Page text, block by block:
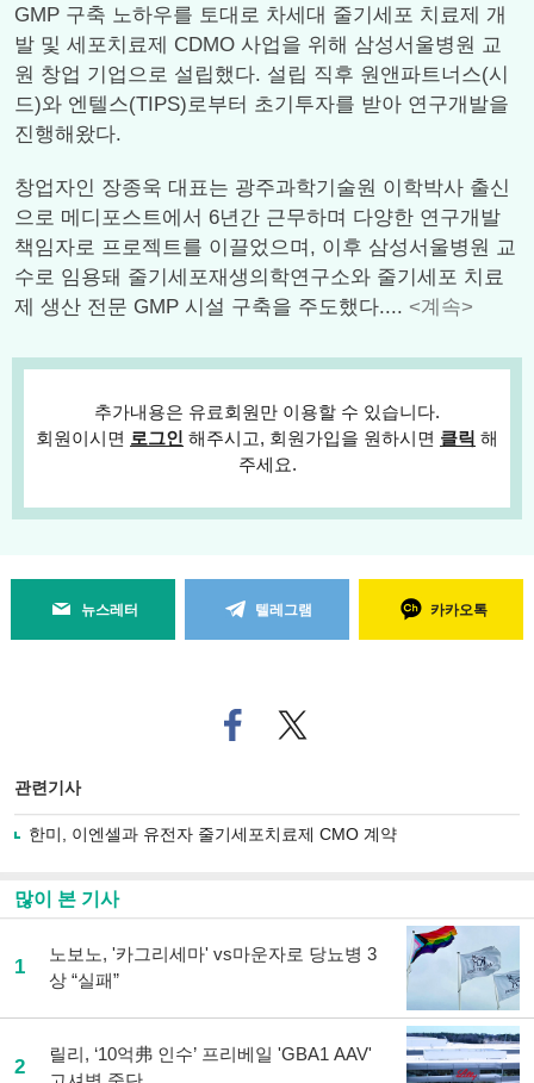
GMP 구축 노하우를 토대로 차세대 줄기세포 치료제 개
발 및 세포치료제 CDMO 사업을 위해 삼성서울병원 교
원 창업 기업으로 설립했다. 설립 직후 원앤파트너스(시
드)와 엔텔스(TIPS)로부터 초기투자를 받아 연구개발을
진행해왔다.
창업자인 장종욱 대표는 광주과학기술원 이학박사 출신
으로 메디포스트에서 6년간 근무하며 다양한 연구개발
책임자로 프로젝트를 이끌었으며, 이후 삼성서울병원 교
수로 임용돼 줄기세포재생의학연구소와 줄기세포 치료
제 생산 전문 GMP 시설 구축을 주도했다.... <계속>
추가내용은 유료회원만 이용할 수 있습니다.
회원이시면 로그인 해주시고, 회원가입을 원하시면 클릭 해
주세요.
뉴스레터 텔레그램 카카오톡
페
이
로
기
기
트위
터로
관련기사
한미, 이엔셀과 유전자 줄기세포치료제 CMO 계약
많이 본 기사
1
노보노, '카그리세마' vs마운자로 당뇨병 3
상 “실패”
2
릴리, ‘10억弗 인수’ 프리베일 'GBA1 AAV'